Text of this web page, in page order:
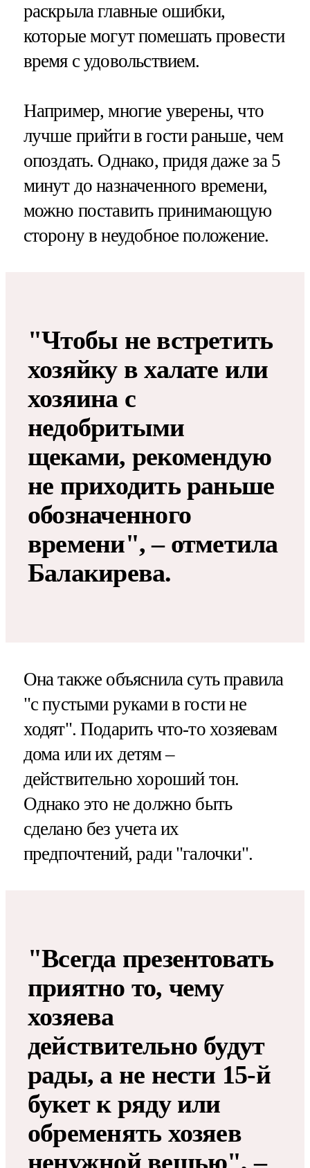
раскрыла главные ошибки,
которые могут помешать провести
время с удовольствием.
Например, многие уверены, что
лучше прийти в гости раньше, чем
опоздать. Однако, придя даже за 5
минут до назначенного времени,
можно поставить принимающую
сторону в неудобное положение.
"Чтобы не встретить
хозяйку в халате или
хозяина с
недобритыми
щеками, рекомендую
не приходить раньше
обозначенного
времени", – отметила
Балакирева.
Она также объяснила суть правила
"с пустыми руками в гости не
ходят". Подарить что-то хозяевам
дома или их детям –
действительно хороший тон.
Однако это не должно быть
сделано без учета их
предпочтений, ради "галочки".
"Всегда презентовать
приятно то, чему
хозяева
действительно будут
рады, а не нести 15-й
букет к ряду или
обременять хозяев
ненужной вещью", –